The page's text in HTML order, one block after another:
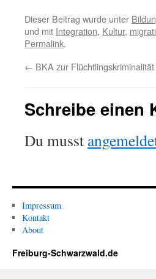
Dieser Beitrag wurde unter
und mit Integration, Kultur,
Permalink.
← BKA zur Flüchtlingskriminalität
Schreibe einen
Du musst
Impressum
Kontakt
About
Freiburg-Schwarzwald.de